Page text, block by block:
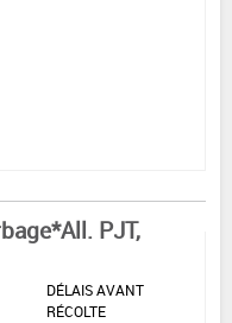
PJT,
DÉLAIS AVANT
RÉCOLTE